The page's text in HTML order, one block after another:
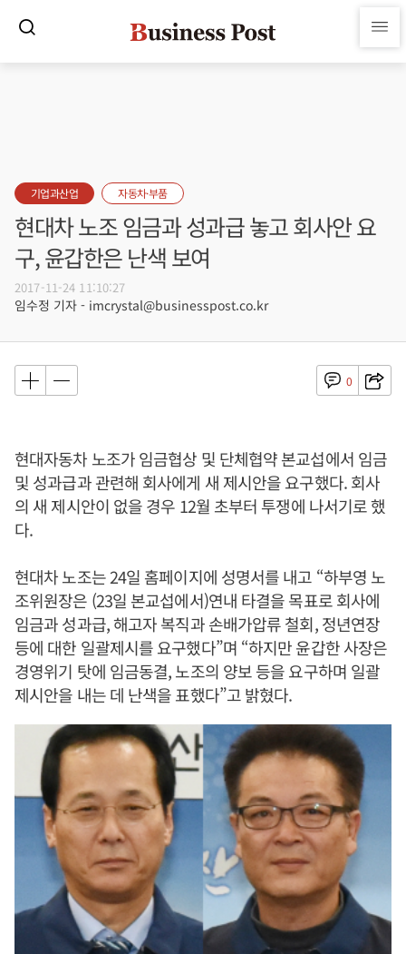
기업과산업 자동차·부품
현대차 노조 임금과 성과급 놓고 회사안 요
구, 윤갑한은 난색 보여
2017-11-24 11:10:27
임수정 기자 - imcrystal@businesspost.co.kr
0
현대자동차 노조가 임금협상 및 단체협약 본교섭에서 임금
및 성과급과 관련해 회사에게 새 제시안을 요구했다. 회사
의 새 제시안이 없을 경우 12월 초부터 투쟁에 나서기로 했
다.
현대차 노조는 24일 홈페이지에 성명서를 내고 “하부영 노
조위원장은 (23일 본교섭에서)연내 타결을 목표로 회사에
임금과 성과급, 해고자 복직과 손배가압류 철회, 정년연장
등에 대한 일괄제시를 요구했다”며 “하지만 윤갑한 사장은
경영위기 탓에 임금동결, 노조의 양보 등을 요구하며 일괄
제시안을 내는 데 난색을 표했다”고 밝혔다.